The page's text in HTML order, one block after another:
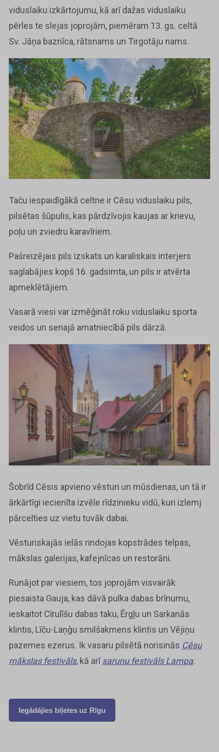
viduslaiku izkārtojumu, kā arī dažas viduslaiku
pērles te slejas joprojām, piemēram 13. gs. celtā
Sv. Jāņa baznīca, rātsnams un Tirgotāju nams.
Taču iespaidīgākā celtne ir Cēsu viduslaiku pils,
pilsētas šūpulis, kas pārdzīvojis kaujas ar krievu,
poļu un zviedru karavīriem.
Pašreizējais pils izskats un karaliskais interjers
saglabājies kopš 16. gadsimta, un pils ir atvērta
apmeklētājiem.
Vasarā viesi var izmēģināt roku viduslaiku sporta
veidos un senajā amatniecībā pils dārzā.
Šobrīd Cēsis apvieno vēsturi un mūsdienas, un tā ir
ārkārtīgi iecienīta izvēle rīdzinieku vidū, kuri izlemj
pārcelties uz vietu tuvāk dabai.
Vēsturiskajās ielās rindojas kopstrādes telpas,
mākslas galerijas, kafejnīcas un restorāni.
Runājot par viesiem, tos joprojām visvairāk
piesaista Gauja, kas dāvā pulka dabas brīnumu,
ieskaitot Cīrulīšu dabas taku, Ērgļu un Sarkanās
klintis, Līču-Laņģu smilšakmens klintis un Vējiņu
pazemes ezerus. Ik vasaru pilsētā norisinās Cēsu
mākslas festivāls, kā arīsarunu festivāls Lampa.
Iegādājies biļetes uz Rīgu